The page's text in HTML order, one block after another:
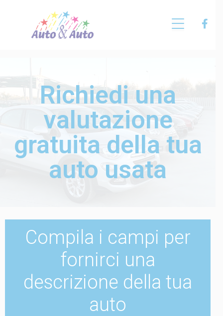
Richiedi una
valutazione
gratuita della tua
auto usata
Compila i campi per
fornirci una
descrizione della tua
auto